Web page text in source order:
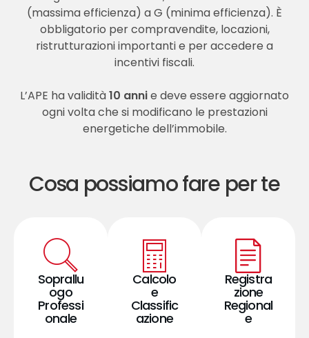
(massima efficienza) a G (minima efficienza). È
obbligatorio per compravendite, locazioni,
ristrutturazioni importanti e per accedere a
incentivi fiscali.
L’APE ha validità10 annie deve essere aggiornato
ogni volta che si modificano le prestazioni
energetiche dell’immobile.
Cosa possiamo fare per te
Soprallu
ogo
Professi
onale
Calcolo
e
Classific
azione
Registra
zione
Regional
e